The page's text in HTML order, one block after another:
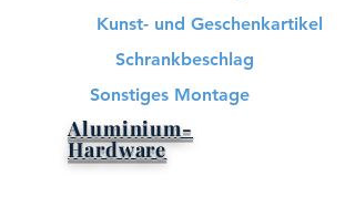
Kunst- und Geschenkartikel
Schrankbeschlag
Sonstiges Montage
Aluminium-
Hardware